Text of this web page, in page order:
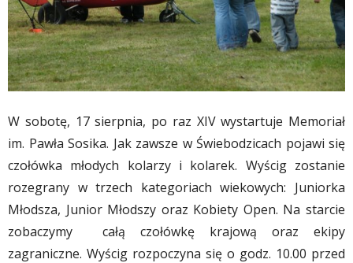
W sobotę, 17 sierpnia, po raz XIV wystartuje Memoriał
im. Pawła Sosika. Jak zawsze w Świebodzicach pojawi się
czołówka młodych kolarzy i kolarek. Wyścig zostanie
rozegrany w trzech kategoriach wiekowych: Juniorka
Młodsza, Junior Młodszy oraz Kobiety Open. Na starcie
zobaczymy całą czołówkę krajową oraz ekipy
zagraniczne. Wyścig rozpoczyna się o godz. 10.00 przed